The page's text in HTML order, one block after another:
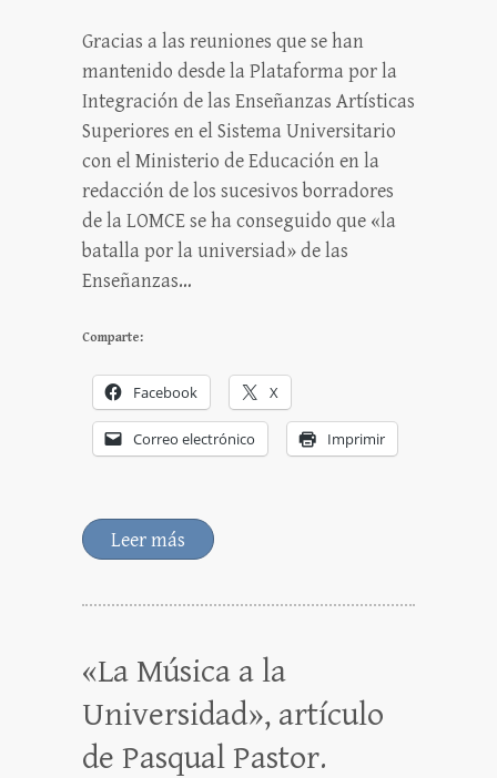
Gracias a las reuniones que se han
mantenido desde la Plataforma por la
Integración de las Enseñanzas Artísticas
Superiores en el Sistema Universitario
con el Ministerio de Educación en la
redacción de los sucesivos borradores
de la LOMCE se ha conseguido que «la
batalla por la universiad» de las
Enseñanzas…
Comparte:
Facebook X
Correo electrónico Imprimir
Leer más
«La Música a la
Universidad», artículo
de Pasqual Pastor.